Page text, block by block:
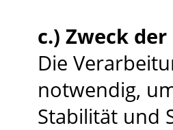
c.) Zweck
Die
notwendig,
Stabilität und